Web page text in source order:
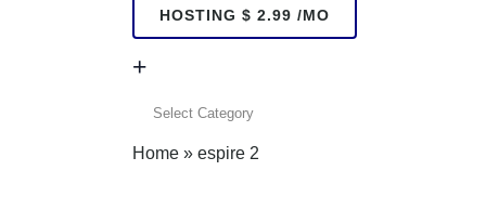
HOSTING $ 2.99 /MO
+
Home » espire 2